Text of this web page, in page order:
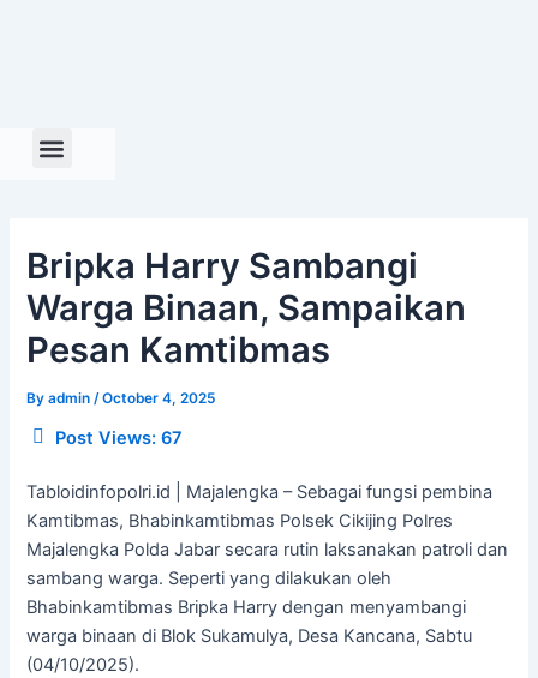
Bripka Harry Sambangi
Warga Binaan, Sampaikan
Pesan Kamtibmas
Byadmin /October 4, 2025
Post Views: 67
Tabloidinfopolri.id | Majalengka – Sebagai fungsi pembina
Kamtibmas, Bhabinkamtibmas Polsek Cikijing Polres
Majalengka Polda Jabar secara rutin laksanakan patroli dan
sambang warga. Seperti yang dilakukan oleh
Bhabinkamtibmas Bripka Harry dengan menyambangi
warga binaan di Blok Sukamulya, Desa Kancana, Sabtu
(04/10/2025).